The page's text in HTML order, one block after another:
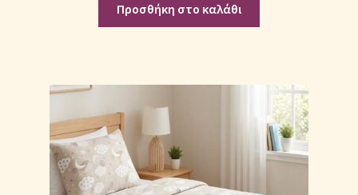
Προσθήκη στο καλάθι